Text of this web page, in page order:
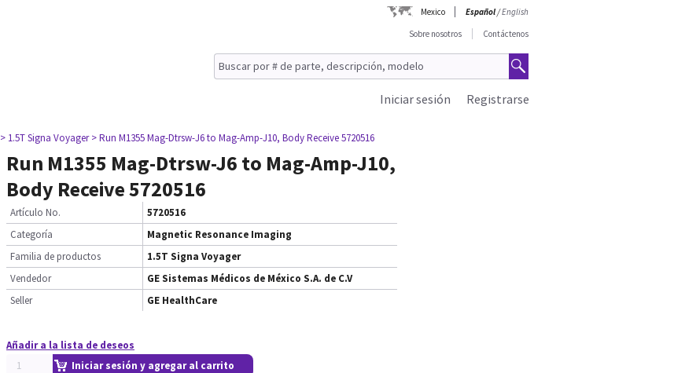
Mexico Español/English
Sobre nosotros
Contáctenos
Registrarse
Iniciar sesión
> 1.5T Signa Voyager > Run M1355 Mag-Dtrsw-J6 to Mag-Amp-J10, Body Receive 5720516
Run M1355 Mag-Dtrsw-J6 to Mag-Amp-J10,
Body Receive 5720516
Artículo No.
5720516
Categoría
Magnetic Resonance Imaging
Familia de productos
1.5T Signa Voyager
Vendedor
GE Sistemas Médicos de México S.A. de C.V
Seller
GE HealthCare
Añadir a la lista de deseos
Iniciar sesión y agregar al carrito